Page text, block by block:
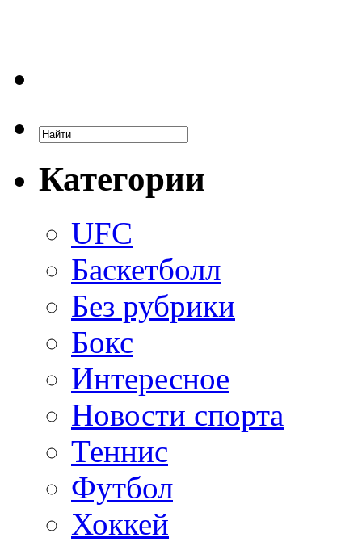
Категории
UFC
Баскетболл
Без рубрики
Бокс
Интересное
Новости спорта
Теннис
Футбол
Хоккей